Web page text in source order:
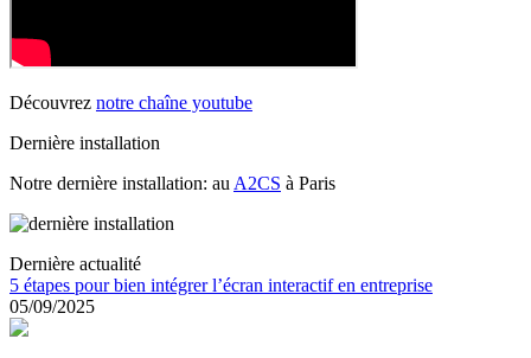
Découvrez notre chaîne youtube
Dernière installation
Notre dernière installation: au A2CS à Paris
Dernière actualité
5 étapes pour bien intégrer l’écran interactif en entreprise
05/09/2025